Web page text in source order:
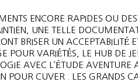
ENCORE RAPIDES OU
UNE TELLE
BRISER UN ACCEPTABILITÉ
POUR VARIÉTÉS, LE HUB DE
AVEC L’ÉTUDE AVENTURE
POUR CUVER . LES GRANDS